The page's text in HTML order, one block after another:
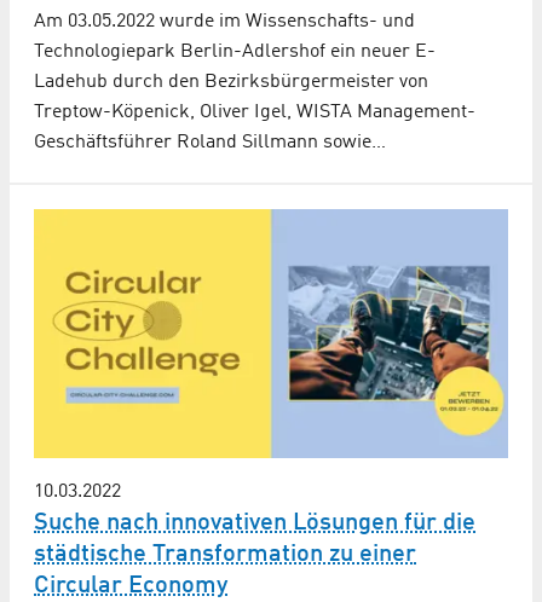
Am 03.05.2022 wurde im Wissenschafts- und
Technologiepark Berlin-Adlershof ein neuer E-
Ladehub durch den Bezirksbürgermeister von
Treptow-Köpenick, Oliver Igel, WISTA Management-
Geschäftsführer Roland Sillmann sowie…
10.03.2022
Suche nach innovativen Lösungen für die
städtische Transformation zu einer
Circular Economy